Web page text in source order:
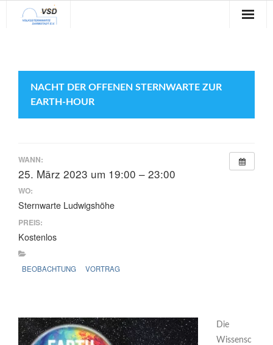
Veranstaltungen
Verein
Kontakt
NACHT DER OFFENEN STERNWARTE ZUR
EARTH-HOUR
WANN:
25. März 2023 um 19:00 – 23:00
WO:
Sternwarte Ludwigshöhe
PREIS:
Kostenlos
BEOBACHTUNG VORTRAG
Die
Wissensc